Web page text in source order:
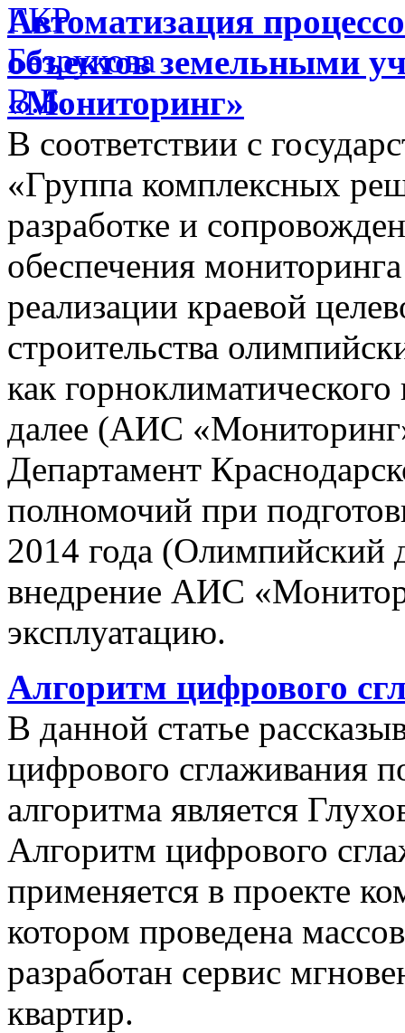
Автоматизация
объектов земельными
«Мониторинг»
В соответствии с
«Группа комплексных
разработке и
обеспечения
реализации краевой
строительства
как
далее (АИС
Департамент
полномочий при
2014 года (Олимпийский
внедрение АИС
эксплуатацию.
Алгоритм цифрового
В данной статье
цифрового сглаживания
алгоритма является
Алгоритм цифрового
применяется в проекте
котором проведена
разработан сервис
квартир.